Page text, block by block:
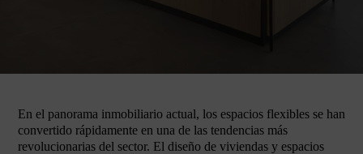
En el panorama inmobiliario actual, los espacios flexibles se han
convertido rápidamente en una de las tendencias más
revolucionarias del sector. El diseño de viviendas y espacios